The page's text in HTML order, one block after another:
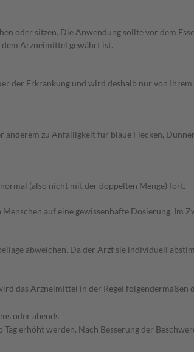
oder sitzen. Die Anwendung sollte vor dem
Arzneimittel gewährt ist.
der Erkrankung und wird deshalb nur von
zu Anfälligkeit für blaue Flecken,
(also nicht mit der doppelten Menge) fort.
auf eine gewissenhafte Dosierung.
abweichen. Da der Arzt sie individuell
das Arzneimittel in der Regel folgendermaßen
oder abends
erhöht werden. Nach Besserung der